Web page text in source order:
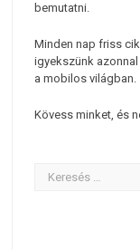
bemutatni.
Minden nap friss
igyekszünk
a mobilos világban.
Kövess minket, és